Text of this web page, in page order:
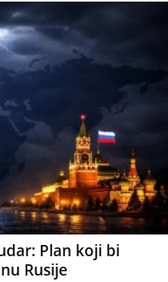
Plan koji bi
Rusije